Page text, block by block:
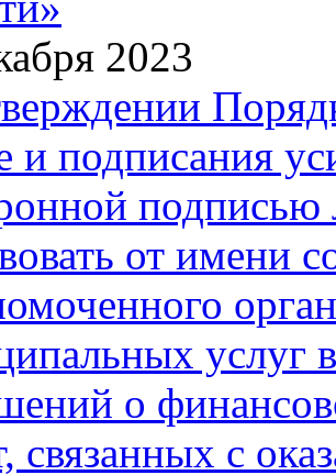
2023
и подписания
от имени
услуг
о
связанных с